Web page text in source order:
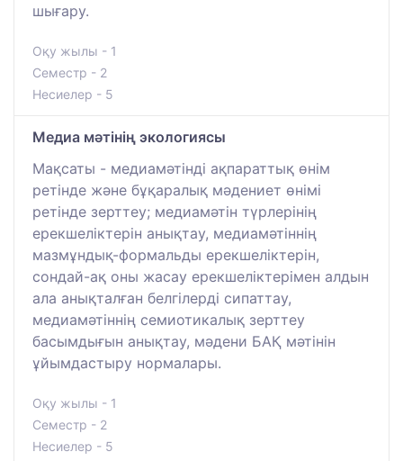
шығару.
Оқу жылы - 1
Семестр - 2
Несиелер - 5
Медиа мәтінің экологиясы
Мақсаты - медиамәтінді ақпараттық өнім
ретінде және бұқаралық мәдениет өнімі
ретінде зерттеу; медиамәтін түрлерінің
ерекшеліктерін анықтау, медиамәтіннің
мазмұндық-формальды ерекшеліктерін,
сондай-ақ оны жасау ерекшеліктерімен алдын
ала анықталған белгілерді сипаттау,
медиамәтіннің семиотикалық зерттеу
басымдығын анықтау, мәдени БАҚ мәтінін
ұйымдастыру нормалары.
Оқу жылы - 1
Семестр - 2
Несиелер - 5